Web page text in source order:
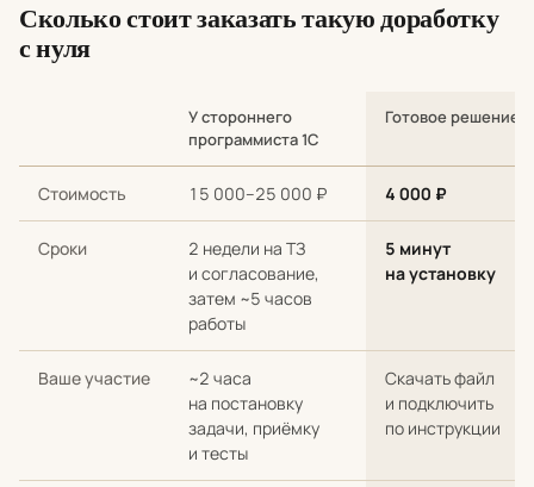
Сколько стоит заказать такую доработку
с нуля
У стороннего
программиста 1С
Готовое решение
Стоимость 15 000–25 000 ₽ 4 000 ₽
Сроки
2 недели на ТЗ
и согласование,
затем ~5 часов
работы
5 минут
на установку
Ваше участие
~2 часа
на постановку
задачи, приёмку
и тесты
Скачать файл
и подключить
по инструкции